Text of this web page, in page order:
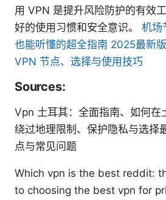
用 VPN 是提升风险防护的有效
好的使用习惯和安全意识。 机场
也能听懂的超全指南 2025最新版
VPN 节点、选择与使用技巧
Sources:
Vpn 土耳其：全面指南、如何在
绕过地理限制、保护隐私与选择
点与常见问题
Which vpn is the best reddit:
to choosing the best vpn for